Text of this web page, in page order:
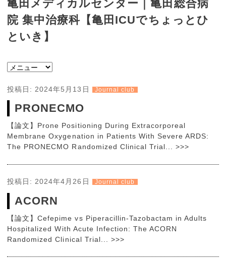
亀田メディカルセンター｜亀田総合病
院 集中治療科【亀田ICUでちょっとひ
といき】
投稿日: 2024年5月13日 Journal club
PRONECMO
【論文】Prone Positioning During Extracorporeal
Membrane Oxygenation in Patients With Severe ARDS:
The PRONECMO Randomized Clinical Trial... >>>
投稿日: 2024年4月26日 Journal club
ACORN
【論文】Cefepime vs Piperacillin-Tazobactam in Adults
Hospitalized With Acute Infection: The ACORN
Randomized Clinical Trial... >>>